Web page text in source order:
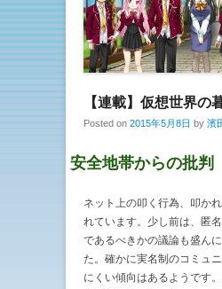
【連載】仮想世界の
Posted on 2015年5月8日 by 濱
安全地帯からの批判
ネット上の叩く行為、叩か
れています。少し前は、匿
であるべきかの議論も盛ん
た。確かに実名制のコミュ
にくい傾向はあるようです